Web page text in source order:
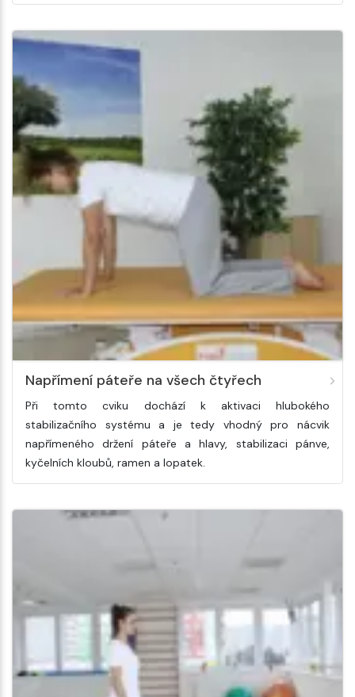
Napřímení páteře na všech čtyřech
Při tomto cviku dochází k aktivaci hlubokého
stabilizačního systému a je tedy vhodný pro nácvik
napřímeného držení páteře a hlavy, stabilizaci pánve,
kyčelních kloubů, ramen a lopatek.